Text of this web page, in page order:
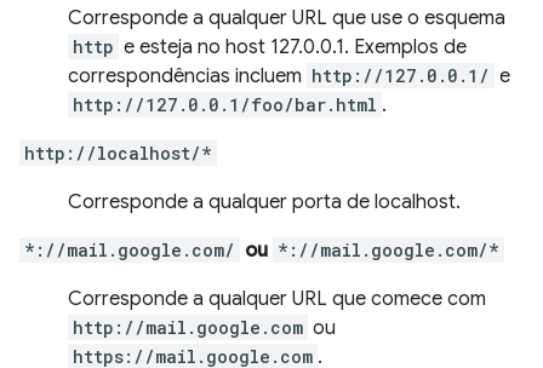
Corresponde a qualquer URL que use o esquema
http e esteja no host 127.0.0.1. Exemplos de
correspondências incluem http://127.0.0.1/ e
http://127.0.0.1/foo/bar.html .
http://localhost/*
Corresponde a qualquer porta de localhost.
*://mail.google.com/ ou *://mail.google.com/*
Corresponde a qualquer URL que comece com
http://mail.google.com ou
https://mail.google.com .